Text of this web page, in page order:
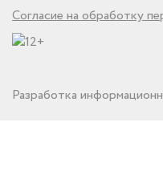
Согласие на обработку
Разработка